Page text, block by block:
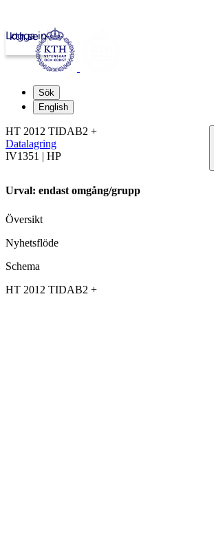
kth.se
Logga in
Sök
English
HT 2012 TIDAB2 +
Datalagring
IV1351 | HP
Urval: endast omgång/grupp
Översikt
Nyhetsflöde
Schema
HT 2012 TIDAB2 +